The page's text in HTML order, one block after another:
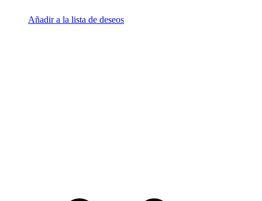
Añadir a la lista de deseos